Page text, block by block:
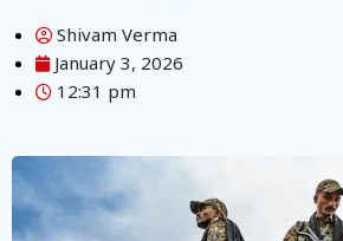
Shivam Verma
January 3, 2026
12:31 pm